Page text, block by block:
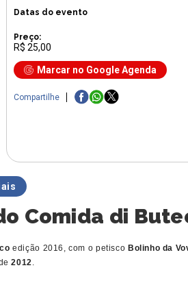
Datas do evento
Preço:
R$ 25,00
Marcar no Google Agenda
Compartilhe
Comida di
edição 2016, com o petisco Bolinho da
2012.